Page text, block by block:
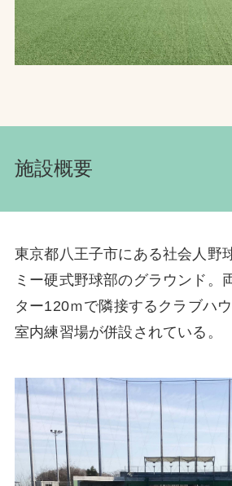
InstagramFacebookYouTube
施設概要
東京都八王子市にある社会人野
ミー硬式野球部のグラウンド。
ター120ｍで隣接するクラブハ
室内練習場が併設されている。